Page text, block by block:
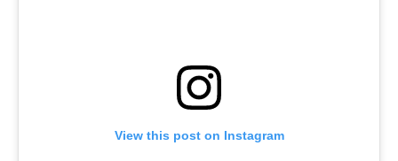
View this post on Instagram